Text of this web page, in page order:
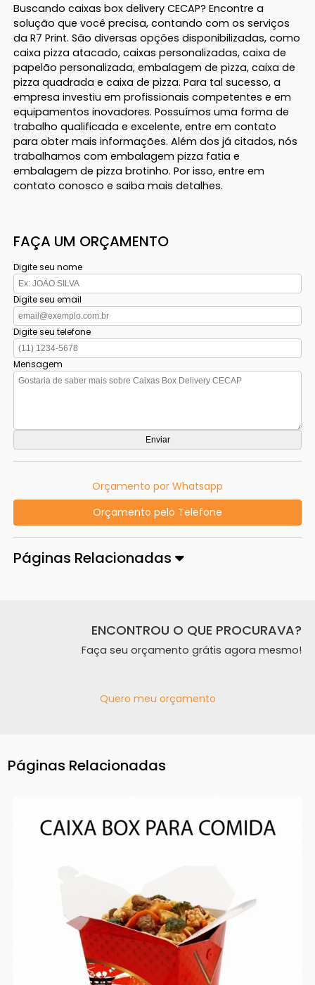
Buscando caixas box delivery CECAP? Encontre a
solução que você precisa, contando com os serviços
da R7 Print. São diversas opções disponibilizadas, como
caixa pizza atacado, caixas personalizadas, caixa de
papelão personalizada, embalagem de pizza, caixa de
pizza quadrada e caixa de pizza. Para tal sucesso, a
empresa investiu em profissionais competentes e em
equipamentos inovadores. Possuímos uma forma de
trabalho qualificada e excelente, entre em contato
para obter mais informações. Além dos já citados, nós
trabalhamos com embalagem pizza fatia e
embalagem de pizza brotinho. Por isso, entre em
contato conosco e saiba mais detalhes.
FAÇA UM ORÇAMENTO
Digite seu nome
Digite seu email
Digite seu telefone
Mensagem
Orçamento por Whatsapp
Orçamento pelo Telefone
Páginas Relacionadas
ENCONTROU O QUE PROCURAVA?
Faça seu orçamento grátis agora mesmo!
Quero meu orçamento
Páginas Relacionadas